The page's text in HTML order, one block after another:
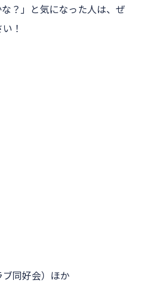
？」と気になった人は、ぜ
！
同好会）ほか